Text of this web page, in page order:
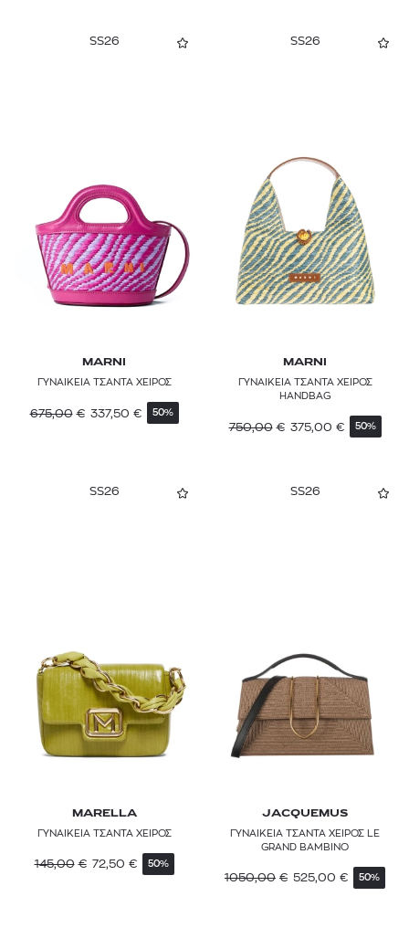
SS26
MARNI
ΓΥΝΑΙΚΕΙΑ ΤΣΑΝΤΑ ΧΕΙΡΟΣ
675,00 € 337,50 € 50%
SS26
MARNI
ΓΥΝΑΙΚΕΙΑ ΤΣΑΝΤΑ ΧΕΙΡΟΣ
HANDBAG
750,00 € 375,00 € 50%
SS26
MARELLA
ΓΥΝΑΙΚΕΙΑ ΤΣΑΝΤΑ ΧΕΙΡΟΣ
145,00 € 72,50 € 50%
SS26
JACQUEMUS
ΓΥΝΑΙΚΕΙΑ ΤΣΑΝΤΑ ΧΕΙΡΟΣ LE
GRAND BAMBINO
1050,00 € 525,00 € 50%